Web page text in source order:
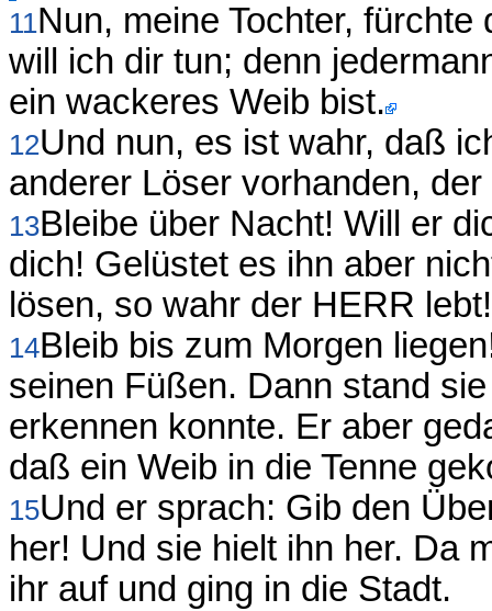
11Nun, meine Tochter,
will ich dir tun; denn
ein wackeres Weib bist.
12Und nun, es ist wahr, daß
anderer Löser vorhanden,
13Bleibe über Nacht! Will er
dich! Gelüstet es ihn aber
lösen, so wahr der HERR lebt!
14Bleib bis zum Morgen
seinen Füßen. Dann stand
erkennen konnte. Er aber
daß ein Weib in die Tenne
15Und er sprach: Gib den
her! Und sie hielt ihn her. Da
ihr auf und ging in die Stadt.